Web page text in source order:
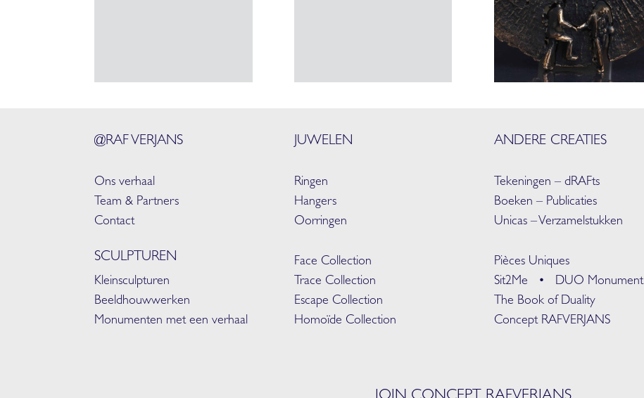
@RAF VERJANS
Ons verhaal
Team & Partners
Contact
SCULPTUREN
Kleinsculpturen
Beeldhouwwerken
Monumenten met een verhaal
JUWELEN
Ringen
Hangers
Oorringen
Face Collection
Trace Collection
Escape Collection
Homoïde Collection
ANDERE CREATIES
Tekeningen – dRAFts
Boeken – Publicaties
Unicas – Verzamelstukken
Pièces Uniques
Sit2Me • DUO Monument
The Book of Duality
Concept RAFVERJANS